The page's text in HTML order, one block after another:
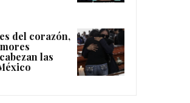
del corazón,
las